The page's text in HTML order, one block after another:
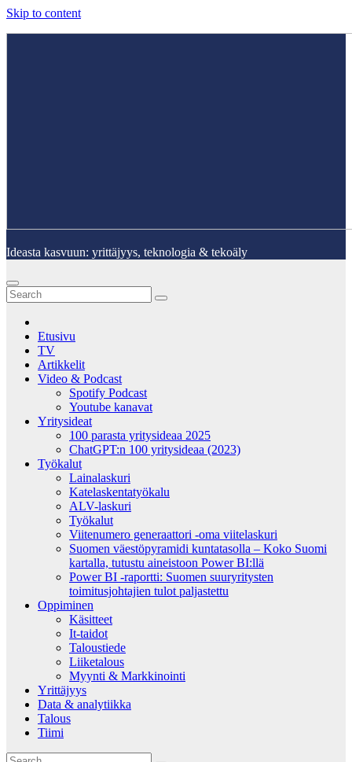
Skip to content
Ideasta kasvuun: yrittäjyys, teknologia & tekoäly
Etusivu
TV
Artikkelit
Video & Podcast
Spotify Podcast
Youtube kanavat
Yritysideat
100 parasta yritysideaa 2025
ChatGPT:n 100 yritysideaa (2023)
Työkalut
Lainalaskuri
Katelaskentatyökalu
ALV-laskuri
Työkalut
Viitenumero generaattori -oma viitelaskuri
Suomen väestöpyramidi kuntatasolla – Koko Suomi
kartalla, tutustu aineistoon Power BI:llä
Power BI -raportti: Suomen suuryritysten
toimitusjohtajien tulot paljastettu
Oppiminen
Käsitteet
It-taidot
Taloustiede
Liiketalous
Myynti & Markkinointi
Yrittäjyys
Data & analytiikka
Talous
Tiimi